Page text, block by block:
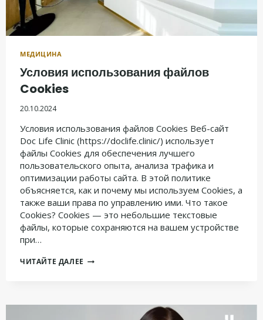
МЕДИЦИНА
Условия использования файлов
Cookies
20.10.2024
Условия использования файлов Cookies Веб-сайт
Doc Life Clinic (https://doclife.clinic/) использует
файлы Cookies для обеспечения лучшего
пользовательского опыта, анализа трафика и
оптимизации работы сайта. В этой политике
объясняется, как и почему мы используем Cookies, а
также ваши права по управлению ими. Что такое
Cookies? Cookies — это небольшие текстовые
файлы, которые сохраняются на вашем устройстве
при…
ЧИТАЙТЕ ДАЛЕЕ УСЛОВИЯ